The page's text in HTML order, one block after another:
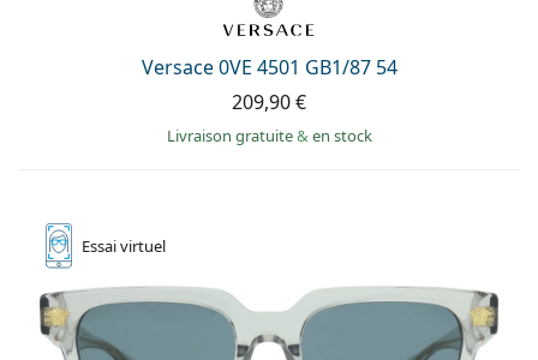
Versace 0VE 4501 GB1/87 54
209,90 €
Livraison gratuite& en stock
Essaivirtuel